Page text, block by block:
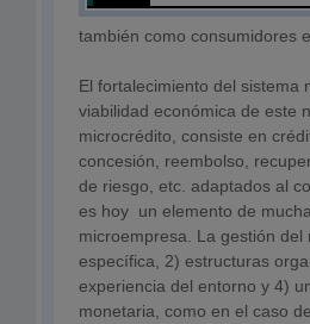
también como consumidores
El fortalecimiento del sistema
viabilidad económica de este
microcrédito, consiste en
concesión, reembolso,
de riesgo, etc. adaptados al
es hoy un elemento de
microempresa. La gestión
específica, 2) estructuras
experiencia del entorno y 4)
monetaria, como en el caso